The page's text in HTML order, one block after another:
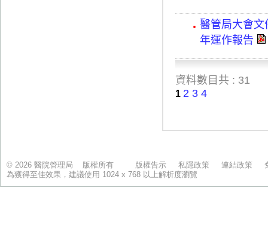
© 2026 醫院管理局 版權所有 版權告示 私隱政策 連結政策
為獲得至佳效果，建議使用 1024 x 768 以上解析度瀏覽